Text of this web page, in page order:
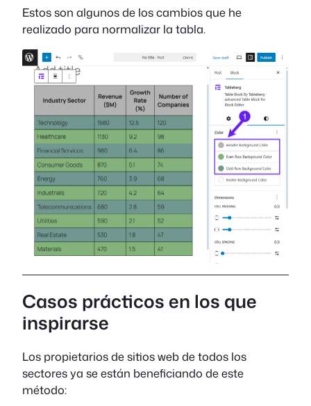
Estos son algunos de los cambios que he
realizado para normalizar la tabla.
Casos prácticos en los que
inspirarse
Los propietarios de sitios web de todos los
sectores ya se están beneficiando de este
método: